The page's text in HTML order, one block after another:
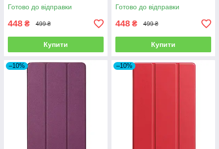
Готово до відправки
448 ₴ 499 ₴
Купити
Готово до відправки
448 ₴ 499 ₴
Купити
–10% –10%